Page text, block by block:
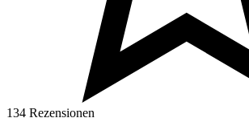
134 Rezensionen